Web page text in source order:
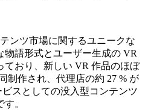
ンツ市場に関するユニークな
語形式とユーザー生成の VR
ており、新しい VR 作品のほぼ
制作され、代理店の約 27 % が
スとしての没入型コンテンツ
。